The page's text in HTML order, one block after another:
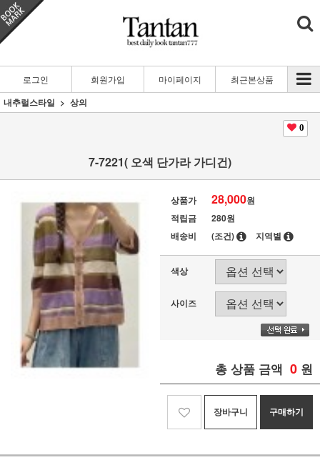
로그인 회원가입 마이페이지 최근본상품
내추럴스타일 상의
0
7-7221( 오색 단가라 가디건)
상품가 28,000원
적립금
280원
배송비
(조건) 지역별
색상
사이즈
총 상품 금액 0 원
장바구니 구매하기